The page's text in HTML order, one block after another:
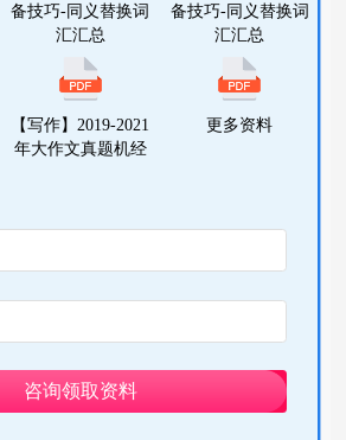
备技巧-同义替换词
汇汇总
备技巧-同义替换词
汇汇总
【写作】2019-2021
年大作文真题机经
更多资料
咨询领取资料